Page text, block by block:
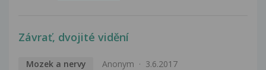
Závrať, dvojité vidění
Mozek a nervy Anonym 3.6.2017